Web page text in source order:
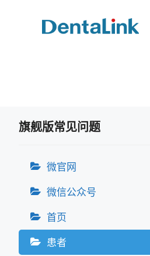
旗舰版常见问题
微官网
微信公众号
首页
患者